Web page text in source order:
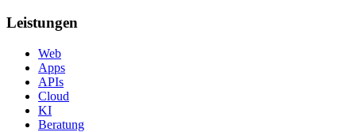
Leistungen
Web
Apps
APIs
Cloud
KI
Beratung